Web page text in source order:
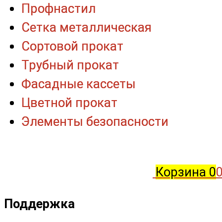
Корзина 0
Поддержка
Профнастил
Сетка металлическая
Сортовой прокат
Трубный прокат
Фасадные кассеты
Цветной прокат
Элементы безопасности
Профнастил
Сетка металлическая
Сортовой прокат
Трубный прокат
Фасадные кассеты
Цветной прокат
Элементы безопасности